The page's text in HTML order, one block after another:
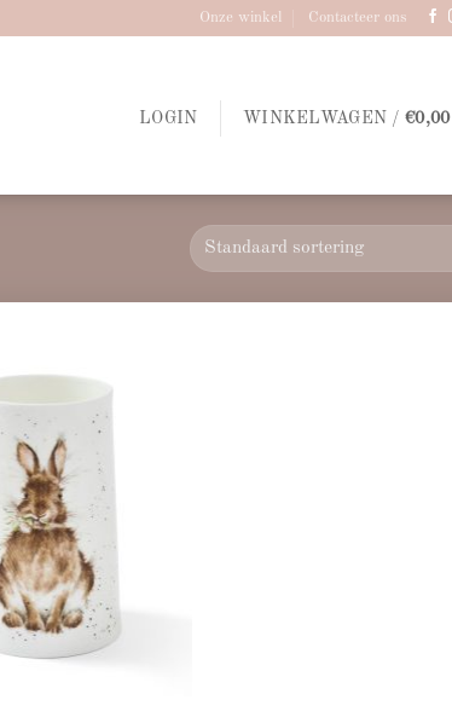
Onze winkel Contacteer ons
LOGIN WINKELWAGEN /€0,00